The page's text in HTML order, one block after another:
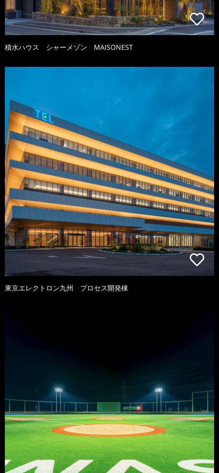
積水ハウス シャーメゾン MAISONEST
東京エレクトロン九州 プロセス開発棟